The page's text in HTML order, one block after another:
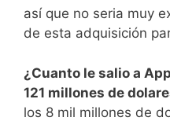
así que no seria muy
de esta adquisición
¿Cuanto le salio a
121 millones de
los 8 mil millones de